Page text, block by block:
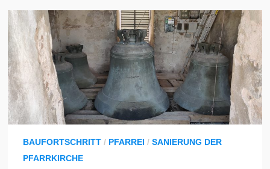
BAUFORTSCHRITT / PFARREI /SANIERUNG DER
PFARRKIRCHE